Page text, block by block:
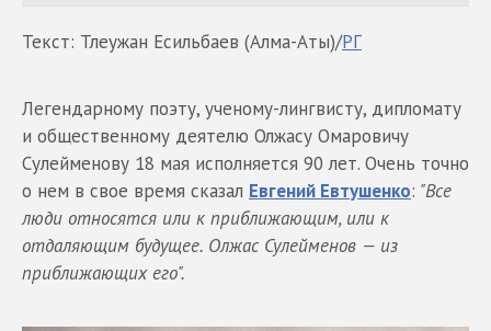
Текст: Тлеужан Есильбаев (Алма-Аты)/РГ
Легендарному поэту, ученому-лингвисту, дипломату
и общественному деятелю Олжасу Омаровичу
Сулейменову 18 мая исполняется 90 лет. Очень точно
о нем в свое время сказал Евгений Евтушенко: "Все
люди относятся или к приближающим, или к
отдаляющим будущее. Олжас Сулейменов — из
приближающих его".